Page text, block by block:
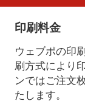
印刷料金
ウェブポの印
刷方式により
ンではご注文
たします。